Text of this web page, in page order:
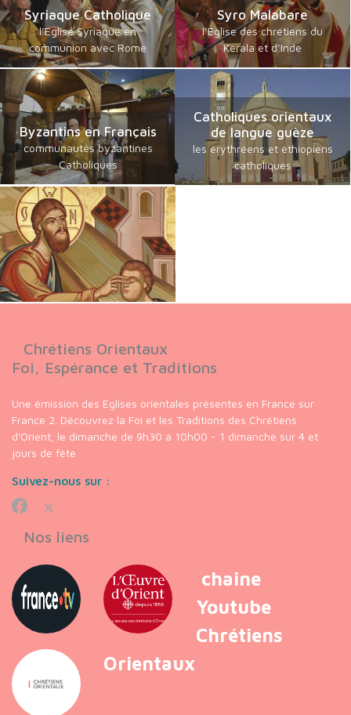
Syriaque Catholique
l’Eglise Syriaque en
communion avec Rome
Syro Malabare
l’Eglise des chrétiens du
Kerala et d’Inde
Byzantins en Français
communautés byzantines
Catholiques
Catholiques orientaux
de langue guèze
les érythréens et éthiopiens
catholiques
Chrétiens Orientaux
Foi, Espérance et Traditions
Une émission des Eglises orientales présentes en France sur
France 2. Découvrez la Foi et les Traditions des Chrétiens
d'Orient, le dimanche de 9h30 à 10h00 - 1 dimanche sur 4 et
jours de fête
Suivez-nous sur :
Nos liens
chaine
Youtube
Chrétiens
Orientaux